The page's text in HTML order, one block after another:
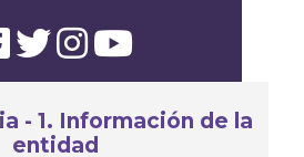
- 1. Información de la
entidad